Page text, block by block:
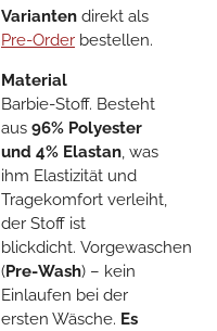
Varianten direkt als
Pre-Order bestellen.
Material
Barbie-Stoff. Besteht
aus 96% Polyester
und 4% Elastan, was
ihm Elastizität und
Tragekomfort verleiht,
der Stoff ist
blickdicht. Vorgewaschen
(Pre-Wash) – kein
Einlaufen bei der
ersten Wäsche. Es